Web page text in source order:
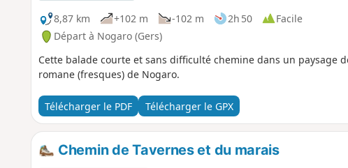
8,87 km
+102 m -102 m 2h 50
Facile
Départ à Nogaro (Gers)
Cette balade courte et sans difficulté chemine dans un paysage
romane (fresques) de Nogaro.
Télécharger le PDF Télécharger le GPX
Chemin de Tavernes et du marais